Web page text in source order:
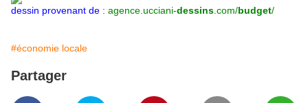
dessin provenant de : agence.ucciani-dessins .com/budget/
#économie locale
Partager